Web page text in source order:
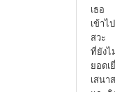
เธอ
เข้า
สวะ
ที่ยัง
ยอด
เสนา